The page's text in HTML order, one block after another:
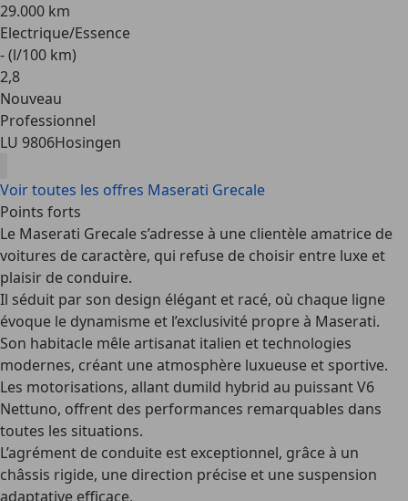
29.000 km
Electrique/Essence
- (l/100 km)
2,8
Nouveau
Professionnel
LU 9806Hosingen
Voir toutes les offres Maserati Grecale
Points forts
Le Maserati Grecale s’adresse à une clientèle amatrice de
voitures de caractère, qui refuse de choisir entre luxe et
plaisir de conduire.
Il séduit par son design élégant et racé, où chaque ligne
évoque le dynamisme et l’exclusivité propre à Maserati.
Son habitacle mêle artisanat italien et technologies
modernes, créant une atmosphère luxueuse et sportive.
Les motorisations, allant dumild hybrid au puissant V6
Nettuno, offrent des performances remarquables dans
toutes les situations.
L’agrément de conduite est exceptionnel, grâce à un
châssis rigide, une direction précise et une suspension
adaptative efficace.